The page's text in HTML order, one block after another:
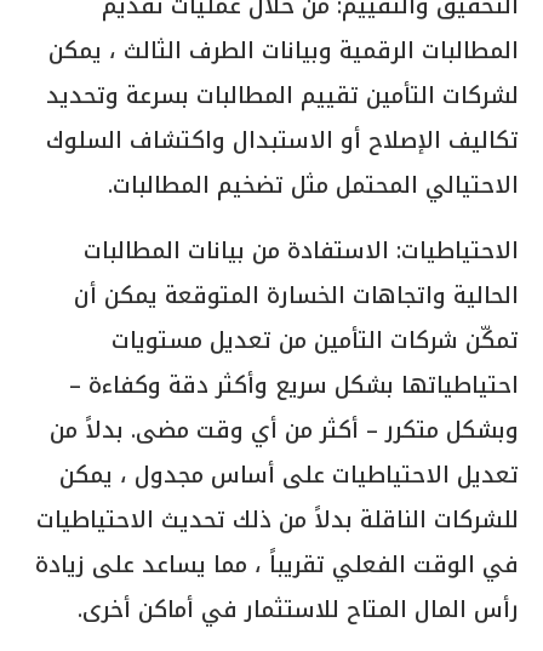
المطالبات الرقمية وبيانات الطرف الثالث ، يمكن
لشركات التأمين تقييم المطالبات بسرعة وتحديد
تكاليف الإصلاح أو الاستبدال واكتشاف السلوك
الاحتيالي المحتمل مثل تضخيم المطالبات.
الاحتياطيات: الاستفادة من بيانات المطالبات
الحالية واتجاهات الخسارة المتوقعة يمكن أن
تمكّن شركات التأمين من تعديل مستويات
احتياطياتها بشكل سريع وأكثر دقة وكفاءة –
وبشكل متكرر – أكثر من أي وقت مضى. بدلاً من
تعديل الاحتياطيات على أساس مجدول ، يمكن
للشركات الناقلة بدلاً من ذلك تحديث الاحتياطيات
في الوقت الفعلي تقريباً ، مما يساعد على زيادة
رأس المال المتاح للاستثمار في أماكن أخرى.